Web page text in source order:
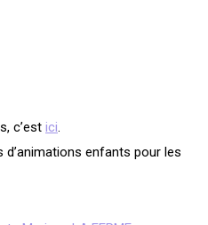
c’est ici.
enfants pour les